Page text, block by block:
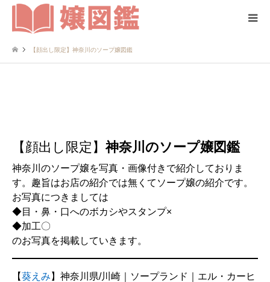
【顔出し限定】神奈川のソープ嬢図鑑
【顔出し限定】神奈川のソープ嬢図鑑
神奈川のソープ嬢を写真・画像付きで紹介しておりま
す。趣旨はお店の紹介では無くてソープ嬢の紹介です。
お写真につきましては
◆目・鼻・口へのボカシやスタンプ×
◆加工〇
のお写真を掲載していきます。
【葵えみ 】神奈川県/川崎｜ソープランド｜エル・カーヒ